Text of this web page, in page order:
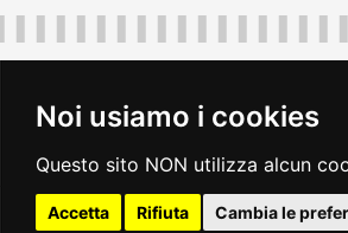
Noi usiamo i cookies
Questo sito NON utilizza alcun
Accetta Rifiuta Cambia le
00526040324
piazza Unità d'Italia 1
cookie note legali | accessibilità rss